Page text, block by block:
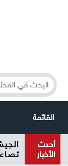
القائمة
أخبار محلية
أحدث
الأخبار